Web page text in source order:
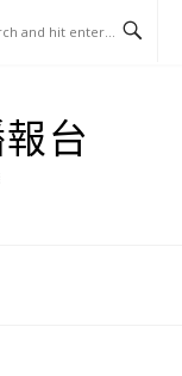
台